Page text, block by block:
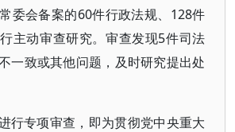
委会备案的60件行政法规、128件
主动审查研究。审查发现5件司法
一致或其他问题，及时研究提出处
行专项审查，即为贯彻党中央重大